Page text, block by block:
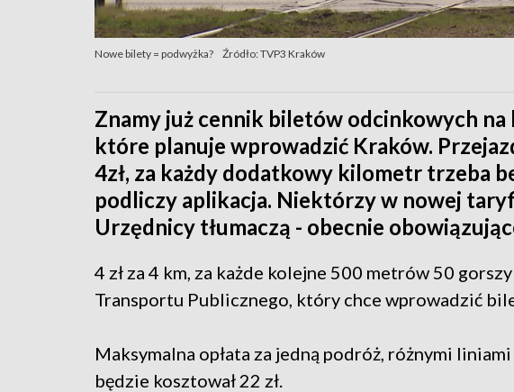
Nowe bilety = podwyżka? Źródło: TVP3 Kraków
Znamy już cennik biletów odcinkowych na
które planuje wprowadzić Kraków.
4zł, za każdy dodatkowy kilometr trzeba
podliczy aplikacja. Niektórzy w nowej
Urzędnicy tłumaczą - obecnie
4 zł za 4 km, za każde kolejne 500 metrów 50
Transportu Publicznego, który chce wprowadzić
Maksymalna opłata za jedną podróż, różnymi
będzie kosztował 22 zł.